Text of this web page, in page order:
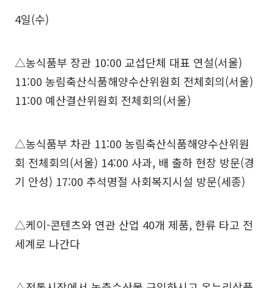
4일(수)
△농식품부 장관 10:00 교섭단체 대표 연설(서울)
11:00 농림축산식품해양수산위원회 전체회의(서울)
11:00 예산결산위원회 전체회의(서울)
△농식품부 차관 11:00 농림축산식품해양수산위원
회 전체회의(서울) 14:00 사과, 배 출하 현장 방문(경
기 안성) 17:00 추석명절 사회복지시설 방문(세종)
△케이-콘텐츠와 연관 산업 40개 제품, 한류 타고 전
세계로 나간다